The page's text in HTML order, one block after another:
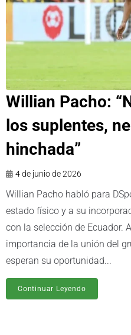
Willian Pacho:
los suplentes,
hinchada”
4 de junio de 2026
Willian Pacho habló para
estado físico y a su
con la selección de Ecuador.
importancia de la unión del
esperan su oportunidad...
Continuar Leyendo